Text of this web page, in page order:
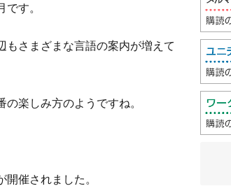
す。
もさまざまな言語の案内が増えて
楽しみ方のようですね。
開催されました。